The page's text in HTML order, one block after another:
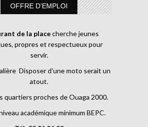
OFFRE D’EMPLOI
de la placecherche jeunes
propres et respectueux pour
servir.
Disposer d’une moto serait un
atout.
quartiers proches de Ouaga 2000.
académique minimum BEPC.